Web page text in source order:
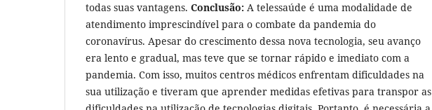
todas suas vantagens. Conclusão: A telessaúde é uma modalidade de
atendimento imprescindível para o combate da pandemia do
coronavírus. Apesar do crescimento dessa nova tecnologia, seu avanço
era lento e gradual, mas teve que se tornar rápido e imediato com a
pandemia. Com isso, muitos centros médicos enfrentam dificuldades na
sua utilização e tiveram que aprender medidas efetivas para transpor as